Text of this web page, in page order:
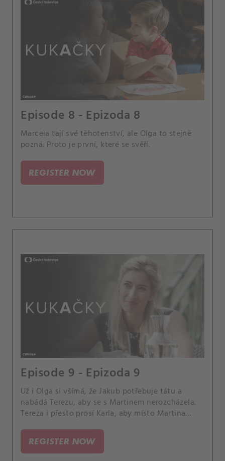
Episode 8 - Epizoda 8
Marcela tají své těhotenství, ale Olga to stejně
pozná. Proto je první, které se svěří.
REGISTER NOW
Episode 9 - Epizoda 9
Už i Olga si všímá, že Jakub potřebuje tátu a
nabádá Terezu, aby se s Martinem nerozcházela.
Tereza i přesto prosí Karla, aby místo Martina
REGISTER NOW